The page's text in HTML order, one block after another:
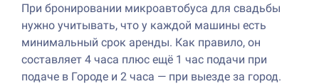
При бронировании микроавтобуса для свадьбы
нужно учитывать, что у каждой машины есть
минимальный срок аренды. Как правило, он
составляет 4 часа плюс ещё 1 час подачи при
подаче в Городе и 2 часа — при выезде за город.